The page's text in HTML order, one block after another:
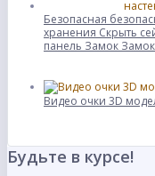
Безопасная
хранения Скрыть
панель Замок
Видео очки 3D
Будьте в курсе!